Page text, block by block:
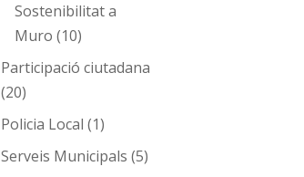
Sostenibilitat a
Muro (10)
Participació ciutadana
(20)
Policia Local (1)
Serveis Municipals (5)